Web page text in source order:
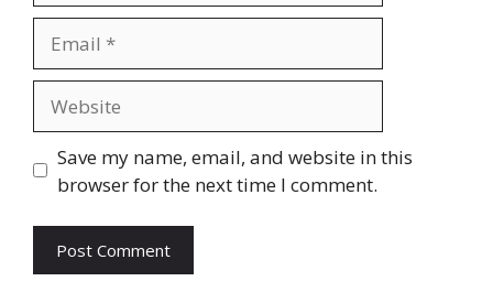
Save my name, email, and website in this
browser for the next time I comment.